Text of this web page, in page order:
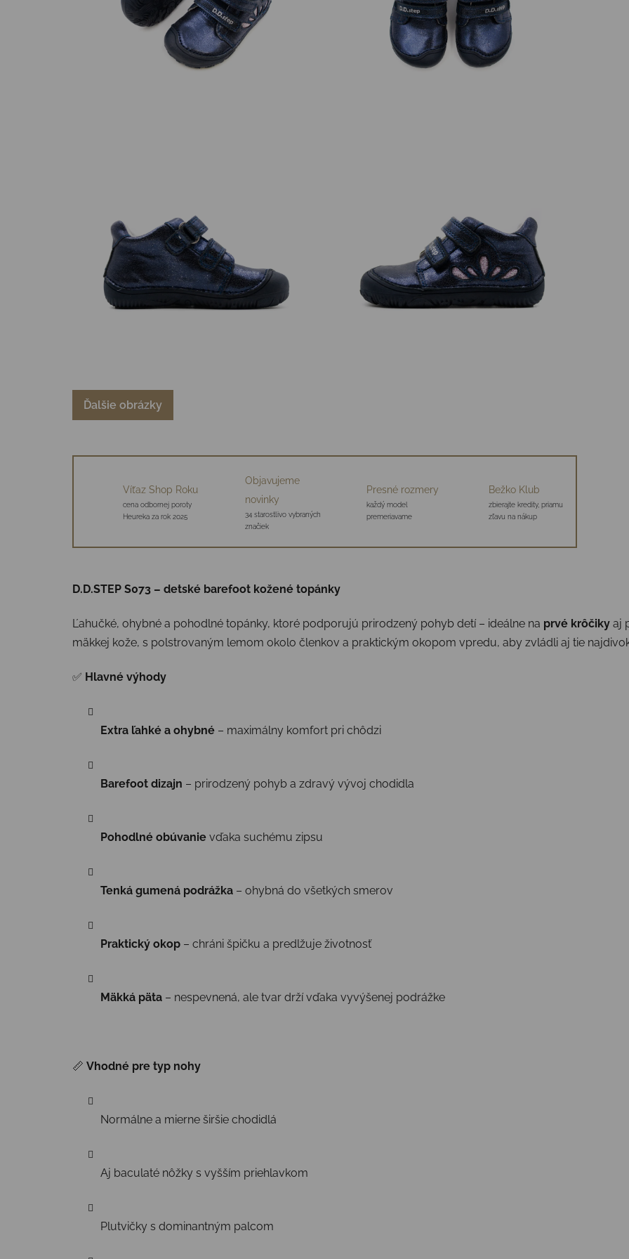
Ďalšie obrázky
Víťaz Shop Roku
cena odbornej poroty
Heureka za rok 2025
Objavujeme
novinky
34 starostlivo vybraných
značiek
Presné rozmery
každý model
premeriavame
Bežko Klub
zbierajte kredity, priamu
zľavu na nákup
D.D.STEP S073 – detské barefoot kožené topánky
Ľahučké, ohybné a pohodlné topánky, ktoré podporujú prirodzený pohyb detí – ideálne na prvé krôčiky aj
mäkkej kože, s polstrovaným lemom okolo členkov a praktickým okopom vpredu, aby zvládli aj tie
✅ Hlavné výhody
Extra ľahké a ohybné – maximálny komfort pri chôdzi
Barefoot dizajn – prirodzený pohyb a zdravý vývoj chodidla
Pohodlné obúvanie vďaka suchému zipsu
Tenká gumená podrážka – ohybná do všetkých smerov
Praktický okop – chráni špičku a predlžuje životnosť
Mäkká päta – nespevnená, ale tvar drží vďaka vyvýšenej podrážke
📏 Vhodné pre typ nohy
Normálne a mierne širšie chodidlá
Aj baculaté nôžky s vyšším priehlavkom
Plutvičky s dominantným palcom